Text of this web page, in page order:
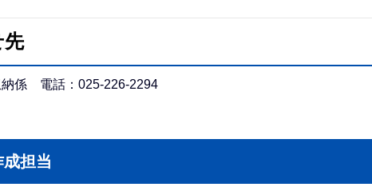
先
係 電話：025-226-2294
担当